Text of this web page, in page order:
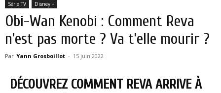
Série TV Disney +
Obi-Wan Kenobi : Comment Reva
n’est pas morte ? Va t’elle mourir ?
Par Yann Grosboillot - 15 juin 2022
DÉCOUVREZ COMMENT REVA ARRIVE À